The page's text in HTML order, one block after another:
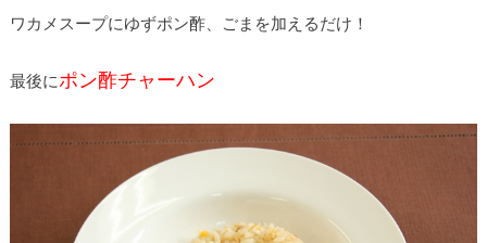
ワカメスープにゆずポン酢、ごまを加えるだけ！
最後にポン酢チャーハン